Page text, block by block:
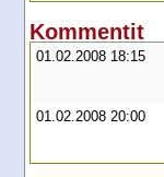
Kommentit
01.02.2008 18:15
01.02.2008 20:00